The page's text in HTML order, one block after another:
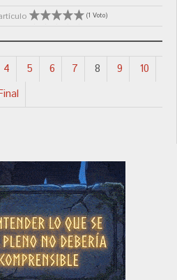
(1 Voto)
4 5 6 7 8 9
10